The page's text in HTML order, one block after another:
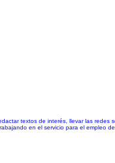
textos de interés, llevar las
en el servicio para el empleo